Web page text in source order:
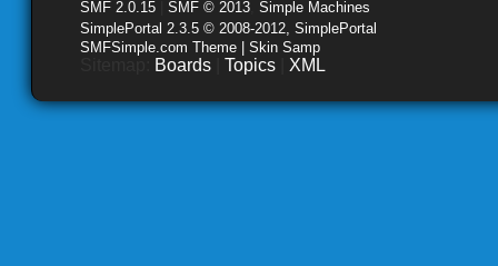
SMF 2.0.15 SMF © 2013 Simple Machines
SimplePortal 2.3.5 © 2008-2012, SimplePortal
SMFSimple.com Theme | Skin Samp
Boards Topics XML